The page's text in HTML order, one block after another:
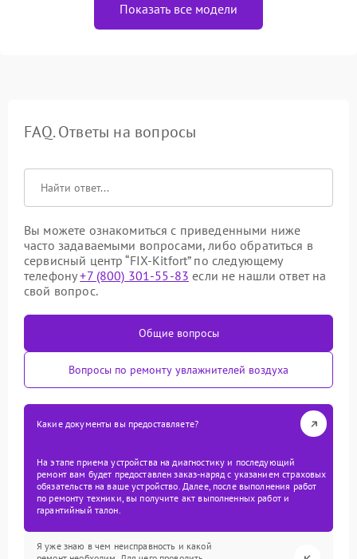
Показать все модели
FAQ. Ответы на вопросы
Вы можете ознакомиться с приведенными ниже
часто задаваемыми вопросами, либо обратиться в
сервисный центр “FIX-Kitfort” по следующему
телефону+7 (800) 301-55-83 если не нашли ответ на
свой вопрос.
Общие вопросы
Вопросы по ремонту увлажнителей воздуха
Какие документы вы предоставляете?
На этапе приема устройства на диагностику и последующий
ремонт вам будет предоставлен заказ-наряд с указанием страховых
обязательств на ваше устройство. Далее, после выполнения работ
по ремонту техники, вы получите акт выполненных работ и
гарантийный талон.
Я уже знаю в чем неисправность и какой